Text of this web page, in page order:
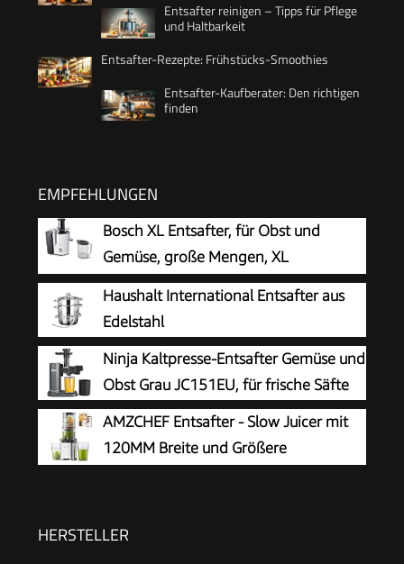
Entsafter reinigen – Tipps für Pflege
und Haltbarkeit
Entsafter-Rezepte: Frühstücks-Smoothies
Entsafter-Kaufberater: Den richtigen
finden
EMPFEHLUNGEN
Bosch XL Entsafter, für Obst und
Gemüse, große Mengen, XL
Einfüllschacht, schnell, kein Vorschneiden, 1,25l
Saftbehälter, leichte Reinigung,
spülmaschinenfest, 700 W, weiß/grau, VitaJuice
2 MES25A0
Haushalt International Entsafter aus
Edelstahl
Ninja Kaltpresse-Entsafter Gemüse und
Obst Grau JC151EU, für frische Säfte
AMZCHEF Entsafter - Slow Juicer mit
120MM Breite und Größere
Gläsern - Silbrig
HERSTELLER